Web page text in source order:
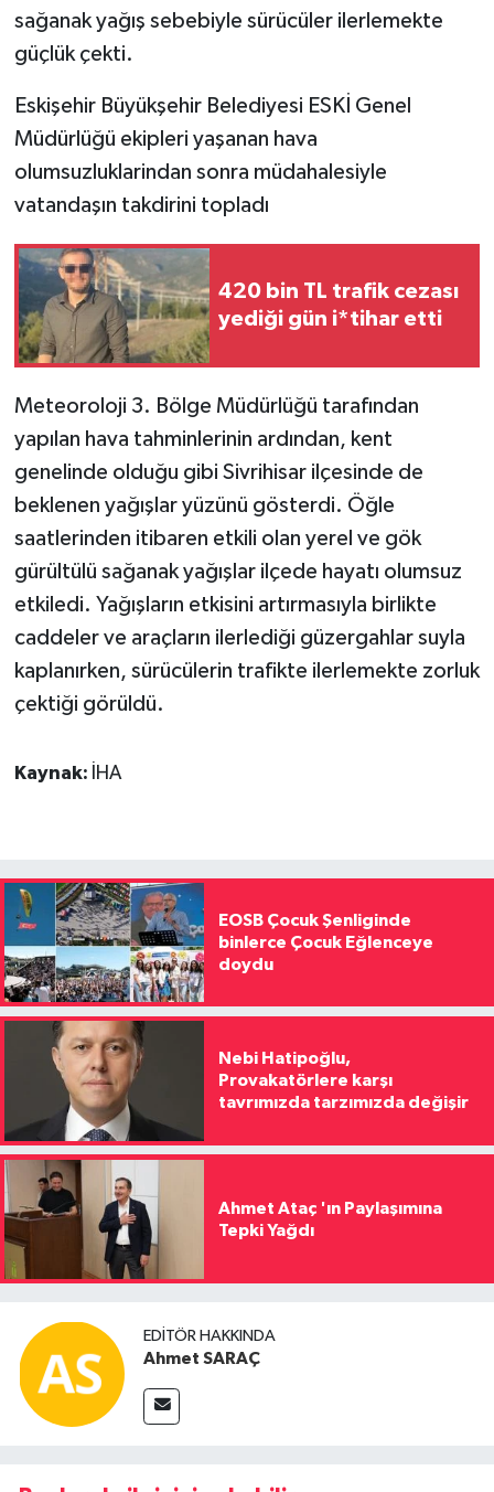
sağanak yağış sebebiyle sürücüler ilerlemekte
güçlük çekti.
Eskişehir Büyükşehir Belediyesi ESKİ Genel
Müdürlüğü ekipleri yaşanan hava
olumsuzluklarindan sonra müdahalesiyle
vatandaşın takdirini topladı
420 bin TL trafik cezası
yediği gün i*tihar etti
Meteoroloji 3. Bölge Müdürlüğü tarafından
yapılan hava tahminlerinin ardından, kent
genelinde olduğu gibi Sivrihisar ilçesinde de
beklenen yağışlar yüzünü gösterdi. Öğle
saatlerinden itibaren etkili olan yerel ve gök
gürültülü sağanak yağışlar ilçede hayatı olumsuz
etkiledi. Yağışların etkisini artırmasıyla birlikte
caddeler ve araçların ilerlediği güzergahlar suyla
kaplanırken, sürücülerin trafikte ilerlemekte zorluk
çektiği görüldü.
Kaynak: İHA
EOSB Çocuk Şenliginde
binlerce Çocuk Eğlenceye
doydu
Nebi Hatipoğlu,
Provakatörlere karşı
tavrımızda tarzımızda değişir
Ahmet Ataç 'ın Paylaşımına
Tepki Yağdı
EDITÖR HAKKINDA
Ahmet SARAÇ